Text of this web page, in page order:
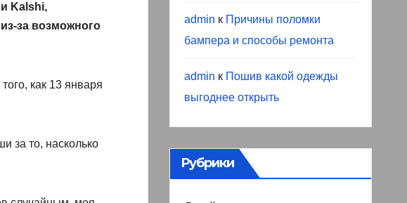
Kalshi,
за возможного
как 13 января
за то, насколько
admin к Причины поломки
бампера и способы ремонта
admin к Пошив какой одежды
выгоднее открыть
Рубрики